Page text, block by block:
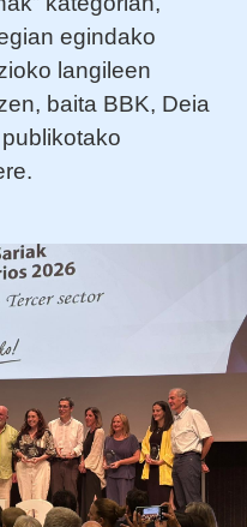
egindako
langileen
baita BBK, Deia